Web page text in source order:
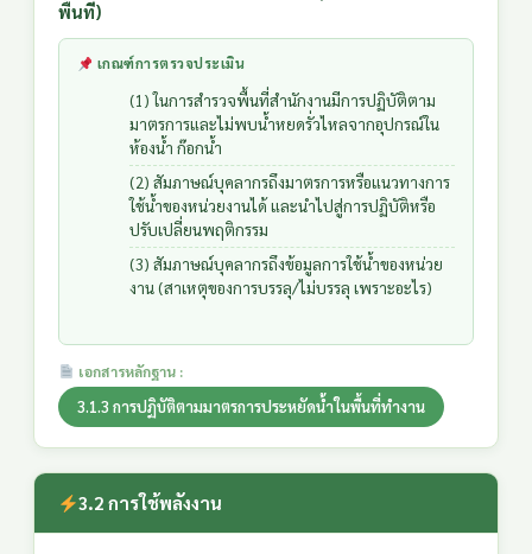
พื้นที่)
เกณฑ์การตรวจประเมิน
(1) ในการสำรวจพื้นที่สำนักงานมีการปฏิบัติตาม
มาตรการและไม่พบน้ำหยดรั่วไหลจากอุปกรณ์ใน
ห้องน้ำ ก๊อกน้ำ
(2) สัมภาษณ์บุคลากรถึงมาตรการหรือแนวทางการ
ใช้น้ำของหน่วยงานได้ และนำไปสู่การปฏิบัติหรือ
ปรับเปลี่ยนพฤติกรรม
(3) สัมภาษณ์บุคลากรถึงข้อมูลการใช้น้ำของหน่วย
งาน (สาเหตุของการบรรลุ/ไม่บรรลุ เพราะอะไร)
เอกสารหลักฐาน :
3.1.3 การปฏิบัติตามมาตรการประหยัดน้ำในพื้นที่ทำงาน
3.2 การใช้พลังงาน